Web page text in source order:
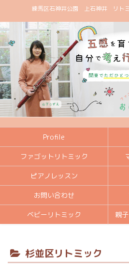
練馬区石神井公園 上石神井 リト
Profile
ファゴットリトミック
ピアノレッスン
お問い合わせ
ベビーリトミック 親
杉並区リトミック